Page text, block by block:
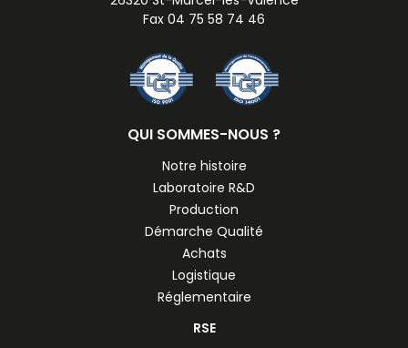
Fax 04 75 58 74 46
QUI SOMMES-NOUS ?
Notre histoire
Laboratoire R&D
Production
Démarche Qualité
Achats
Logistique
Réglementaire
RSE